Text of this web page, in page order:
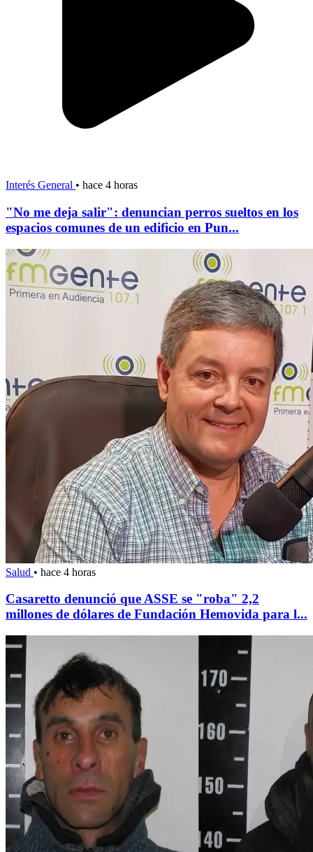
Interés General • hace 4 horas
"No me deja salir": denuncian perros sueltos en los
espacios comunes de un edificio en Pun...
Salud • hace 4 horas
Casaretto denunció que ASSE se "roba" 2,2
millones de dólares de Fundación Hemovida para l...